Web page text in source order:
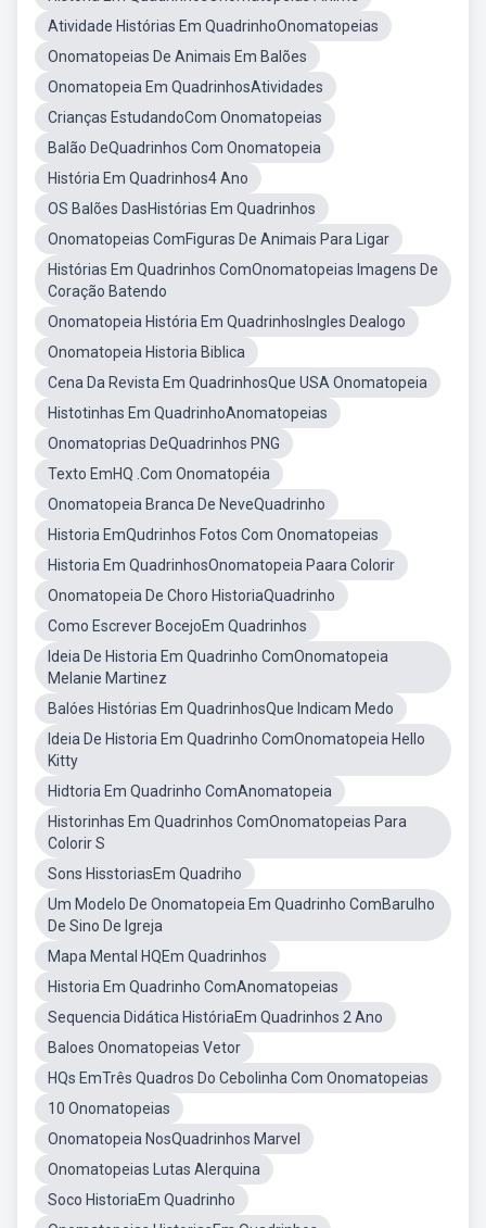
Atividade Histórias Em QuadrinhoOnomatopeias
Onomatopeias De Animais Em Balões
Onomatopeia Em QuadrinhosAtividades
Crianças EstudandoCom Onomatopeias
Balão DeQuadrinhos Com Onomatopeia
História Em Quadrinhos4 Ano
OS Balões DasHistórias Em Quadrinhos
Onomatopeias ComFiguras De Animais Para Ligar
Histórias Em Quadrinhos ComOnomatopeias Imagens De
Coração Batendo
Onomatopeia História Em QuadrinhosIngles Dealogo
Onomatopeia Historia Biblica
Cena Da Revista Em QuadrinhosQue USA Onomatopeia
Histotinhas Em QuadrinhoAnomatopeias
Onomatoprias DeQuadrinhos PNG
Texto EmHQ .Com Onomatopéia
Onomatopeia Branca De NeveQuadrinho
Historia EmQudrinhos Fotos Com Onomatopeias
Historia Em QuadrinhosOnomatopeia Paara Colorir
Onomatopeia De Choro HistoriaQuadrinho
Como Escrever BocejoEm Quadrinhos
Ideia De Historia Em Quadrinho ComOnomatopeia
Melanie Martinez
Balóes Histórias Em QuadrinhosQue Indicam Medo
Ideia De Historia Em Quadrinho ComOnomatopeia Hello
Kitty
Hidtoria Em Quadrinho ComAnomatopeia
Historinhas Em Quadrinhos ComOnomatopeias Para
Colorir S
Sons HisstoriasEm Quadriho
Um Modelo De Onomatopeia Em Quadrinho ComBarulho
De Sino De Igreja
Mapa Mental HQEm Quadrinhos
Historia Em Quadrinho ComAnomatopeias
Sequencia Didática HistóriaEm Quadrinhos 2 Ano
Baloes Onomatopeias Vetor
HQs EmTrês Quadros Do Cebolinha Com Onomatopeias
10 Onomatopeias
Onomatopeia NosQuadrinhos Marvel
Onomatopeias Lutas Alerquina
Soco HistoriaEm Quadrinho